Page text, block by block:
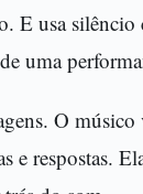
E usa
uma
O
e respostas.